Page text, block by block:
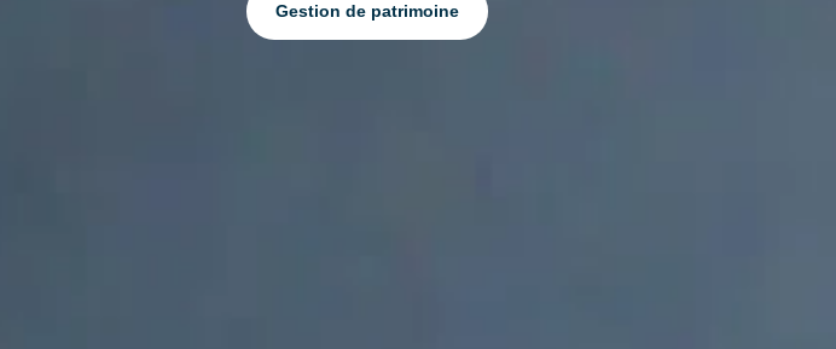
Gestion de patrimoine